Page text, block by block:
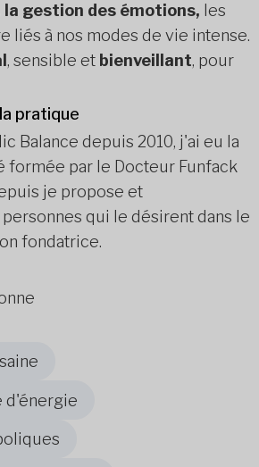
la gestion des émotions, les
liés à nos modes de vie intense.
, sensible et bienveillant, pour
pratique
Balance depuis 2010, j'ai eu la
formée par le Docteur Funfack
je propose et
qui le désirent dans le
fondatrice.
d'énergie